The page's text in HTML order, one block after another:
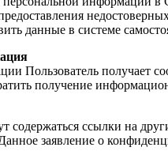
недостоверных данных лежит на
Пользователь получает
ссылки на другие сайты.